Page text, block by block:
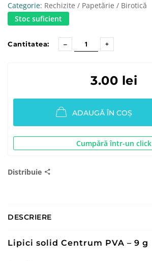
Categorie: Rechizite / Papetărie / Birotică
Stoc suficient
Cantitatea:
3.00 lei
ADAUGĂ ÎN COȘ
Cumpără într-un click
Distribuie
DESCRIERE
Lipici solid Centrum PVA – 9 g